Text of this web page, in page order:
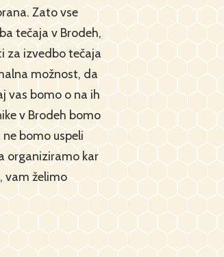
Zato vse
tečaja v Brodeh,
za izvedbo tečaja
možnost, da
vas bomo o na ih
v Brodeh bomo
bomo uspeli
organiziramo kar
vam želimo